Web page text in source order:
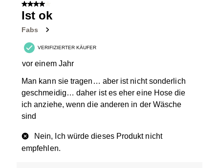
4 von 5 Sternen.
Ist ok
Fabs
VERIFIZIERTER KÄUFER
vor einem Jahr
Man kann sie tragen… aber ist nicht sonderlich
geschmeidig… daher ist es eher eine Hose die
ich anziehe, wenn die anderen in der Wäsche
sind
Nein, Ich würde dieses Produkt nicht
empfehlen.